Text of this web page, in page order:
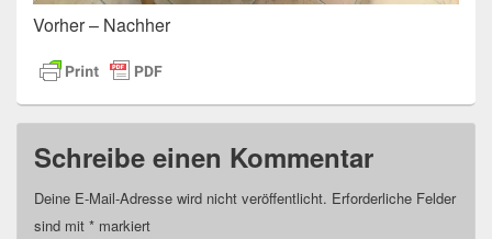
Vorher – Nachher
Schreibe einen Kommentar
Deine E-Mail-Adresse wird nicht veröffentlicht. Erforderliche Felder
sind mit * markiert